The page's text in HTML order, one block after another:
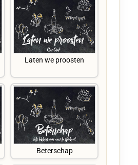
Laten we proosten
Beterschap